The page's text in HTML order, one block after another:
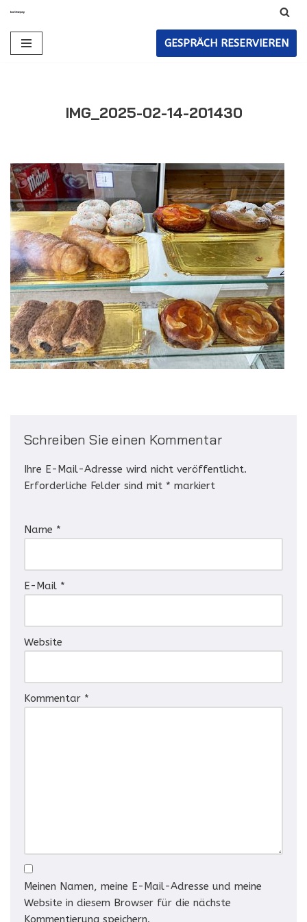
Zum
Inhalt
GESPRÄCH RESERVIEREN
IMG_2025-02-14-201430
Schreiben Sie einen Kommentar
Ihre E-Mail-Adresse wird nicht veröffentlicht.
Erforderliche Felder sind mit * markiert
Name *
E-Mail *
Website
Kommentar *
Meinen Namen, meine E-Mail-Adresse und meine
Website in diesem Browser für die nächste
Kommentierung speichern.